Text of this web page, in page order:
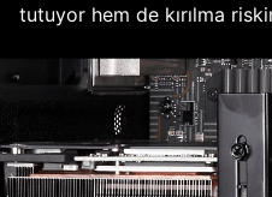
tutuyor hem de kırılma